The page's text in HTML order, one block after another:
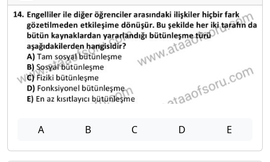
A B C D E